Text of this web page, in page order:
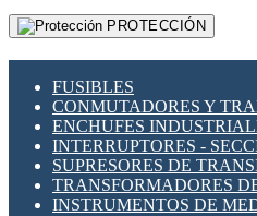
PROTECCIÓN
FUSIBLES
CONMUTADORES Y
ENCHUFES
INTERRUPTORES -
SUPRESORES DE
TRANSFORMADORES
INSTRUMENTOS DE